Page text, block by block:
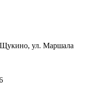
ул. Маршала